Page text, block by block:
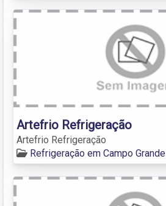
Artefrio Refrigeração
Artefrio Refrigeração
Refrigeração em Campo Grande